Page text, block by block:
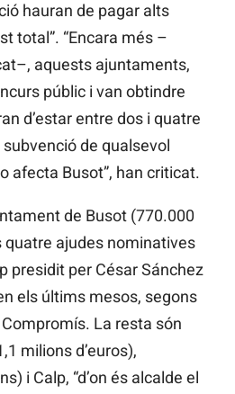
hauran de pagar alts
total”. “Encara més –
aquests ajuntaments,
públic i van obtindre
d’estar entre dos i quatre
de qualsevol
afecta Busot”, han criticat.
de Busot (770.000
quatre ajudes nominatives
presidit per César Sánchez
els últims mesos, segons
La resta són
milions d’euros),
i Calp, “d’on és alcalde el